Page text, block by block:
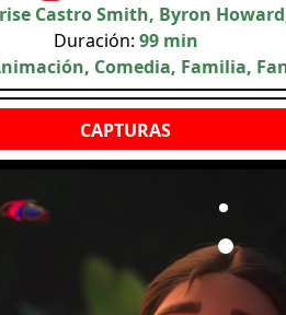
Castro Smith, Byron
Duración: 99 min
Comedia, Familia,